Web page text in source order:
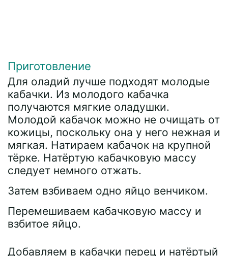
Приготовление
Для оладий лучше подходят молодые
кабачки. Из молодого кабачка
получаются мягкие оладушки.
Молодой кабачок можно не очищать от
кожицы, поскольку она у него нежная и
мягкая. Натираем кабачок на крупной
тёрке. Натёртую кабачковую массу
следует немного отжать.
Затем взбиваем одно яйцо венчиком.
Перемешиваем кабачковую массу и
взбитое яйцо.
Добавляем в кабачки перец и натёртый